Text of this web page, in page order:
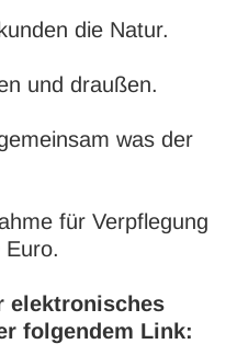
die Natur.
und draußen.
was der
für Verpflegung
elektronisches
folgendem Link: